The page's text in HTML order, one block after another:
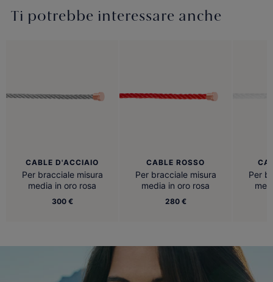
Ti potrebbe interessare anche
CABLE D'ACCIAIO
Per bracciale misura
media in oro rosa
300 €
CABLE ROSSO
Per bracciale misura
media in oro rosa
280 €
Per